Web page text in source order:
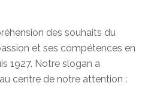
des souhaits du
et ses compétences en
1927. Notre slogan a
centre de notre attention :